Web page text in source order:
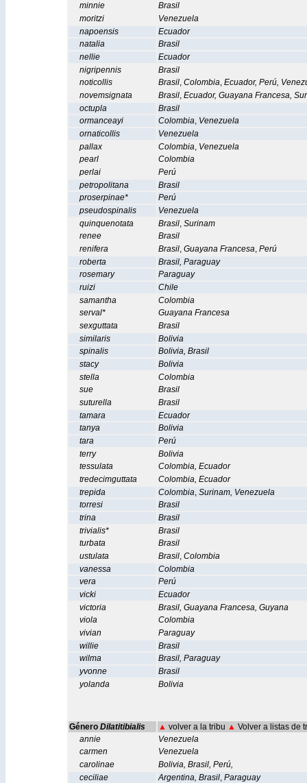
minnie
Brasil
moritzi
Venezuela
napoensis
Ecuador
natalia
Brasil
nellie
Ecuador
nigripennis
Brasil
noticollis
Brasil, Colombia, Ecuador, Perú,
novemsignata
Brasil, Ecuador, Guayana Francesa,
octupla
Brasil
ormanceayi
Colombia, Venezuela
ornaticollis
Venezuela
pallax
Colombia, Venezuela
pearl
Colombia
perlai
Perú
petropolitana
Brasil
proserpinae*
Perú
pseudospinalis
Venezuela
quinquenotata
Brasil, Surinam
renee
Brasil
renifera
Brasil, Guayana Francesa, Perú
roberta
Brasil, Paraguay
rosemary
Paraguay
ruizi
Chile
samantha
Colombia
serval*
Guayana Francesa
sexguttata
Brasil
similaris
Bolivia
spinalis
Bolivia, Brasil
stacy
Bolivia
stella
Colombia
sue
Brasil
suturella
Brasil
tamara
Ecuador
tanya
Bolivia
tara
Perú
terry
Bolivia
tessulata
Colombia, Ecuador
tredecimguttata
Colombia, Ecuador
trepida
Colombia, Surinam, Venezuela
torresi
Brasil
trina
Brasil
trivialis*
Brasil
turbata
Brasil
ustulata
Brasil, Colombia
vanessa
Colombia
vera
Perú
vicki
Ecuador
victoria
Brasil, Guayana Francesa, Guyana
viola
Colombia
vivian
Paraguay
willie
Brasil
wilma
Brasil, Paraguay
yvonne
Brasil
yolanda
Bolivia
Género Dilatitibialis ▲ volver a la tribu ▲ Volver a listas de
annie
Venezuela
carmen
Venezuela
carolinae
Bolivia, Brasil, Perú,
ceciliae
Argentina, Brasil, Paraguay